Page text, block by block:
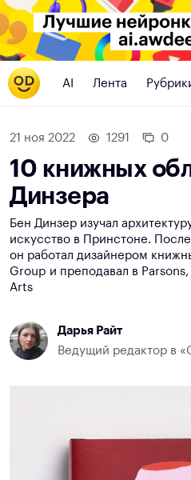
AI Лента
21 ноя 2022 1291 0
10 книжных
Динзера
Бен Динзер изучал
искусство в Принстоне.
он работал дизайнером
Group и преподавал в
Arts
Дарья Райт
Ведущий редактор в